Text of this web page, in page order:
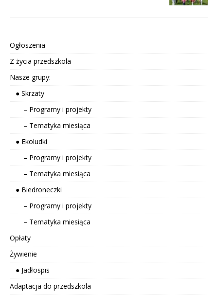
Ogłoszenia
Z życia przedszkola
Nasze grupy:
● Skrzaty
– Programy i projekty
– Tematyka miesiąca
● Ekoludki
– Programy i projekty
– Tematyka miesiąca
● Biedroneczki
– Programy i projekty
– Tematyka miesiąca
Opłaty
Żywienie
● Jadłospis
Adaptacja do przedszkola